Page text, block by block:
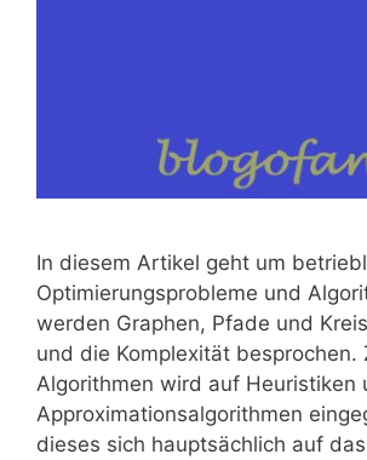
In diesem Artikel geht um
Optimierungsprobleme und
werden Graphen, Pfade und
und die Komplexität besprochen.
Algorithmen wird auf Heuristiken
Approximationsalgorithmen
dieses sich hauptsächlich auf